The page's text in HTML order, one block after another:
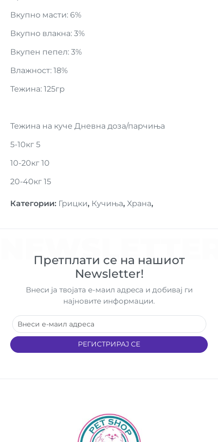
Вкупно масти: 6%
Вкупно влакна: 3%
Вкупен пепел: 3%
Влажност: 18%
Тежина: 125гр
Тежина на куче Дневна доза/парчиња
5-10кг 5
10-20кг 10
20-40кг 15
Категории: Грицки, Кучиња, Храна,
Претплати се на нашиот
Newsletter!
Внеси ја твојата е-маил адреса и добивај ги
најновите информации.
РЕГИСТРИРАЈ СЕ